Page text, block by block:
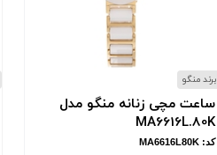
برند منگو
ساعت مچی زنانه منگو مدل
MA6616L.80K
کد: MA6616L80K